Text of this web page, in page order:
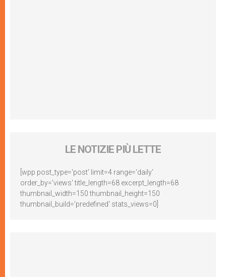
LE NOTIZIE PIÙ LETTE
[wpp post_type='post' limit=4 range='daily'
order_by='views' title_length=68 excerpt_length=68
thumbnail_width=150 thumbnail_height=150
thumbnail_build='predefined' stats_views=0]